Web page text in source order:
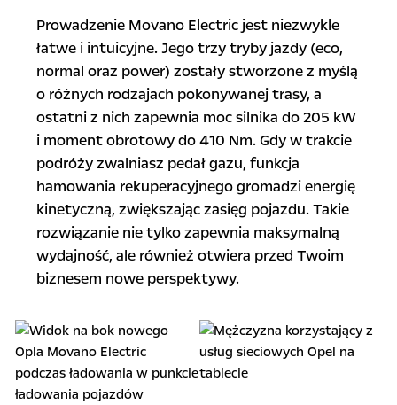
Prowadzenie Movano Electric jest niezwykle
łatwe i intuicyjne. Jego trzy tryby jazdy (eco,
normal oraz power) zostały stworzone z myślą
o różnych rodzajach pokonywanej trasy, a
ostatni z nich zapewnia moc silnika do 205 kW
i moment obrotowy do 410 Nm. Gdy w trakcie
podróży zwalniasz pedał gazu, funkcja
hamowania rekuperacyjnego gromadzi energię
kinetyczną, zwiększając zasięg pojazdu. Takie
rozwiązanie nie tylko zapewnia maksymalną
wydajność, ale również otwiera przed Twoim
biznesem nowe perspektywy.